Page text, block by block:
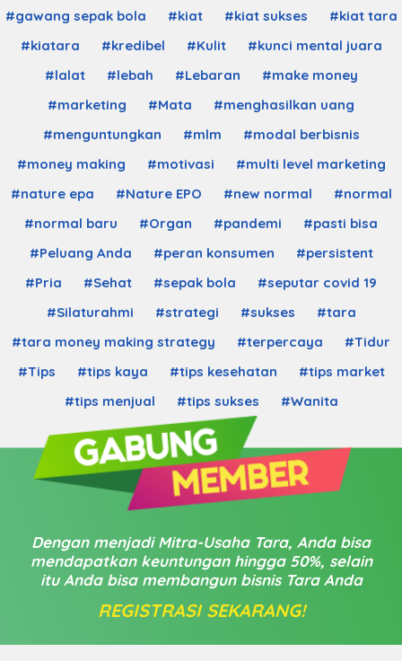
#gawang sepak bola
#kiat #kiat sukses
#kiat tara
#kiatara
#kredibel #Kulit
#kunci mental juara
#lalat
#lebah #Lebaran
#make money
#marketing
#Mata
#menghasilkan uang
#menguntungkan
#mlm
#modal berbisnis
#money making
#motivasi
#multi level marketing
#nature epa
#Nature EPO #new normal
#normal
#normal baru
#Organ #pandemi
#pasti bisa
#Peluang Anda
#peran konsumen
#persistent
#Pria
#Sehat #sepak bola
#seputar covid 19
#Silaturahmi
#strategi #sukses
#tara
#tara money making strategy
#terpercaya
#Tidur
#Tips
#tips kaya #tips kesehatan
#tips market
#tips menjual
#tips sukses #Wanita
Dengan menjadi Mitra-Usaha Tara, Anda bisa
mendapatkan keuntungan hingga 50%, selain
itu Anda bisa membangun bisnis Tara Anda
REGISTRASI SEKARANG!